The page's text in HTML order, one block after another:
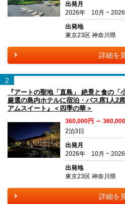
出発月
2026年 10月 ~
出発地
東京23区 神奈川県
詳細を
2
『アートの聖地「直島」 絶景と食の「
厳選の島内ホテルに宿泊・バス席1人2
アムスイート』＜四季の華＞
360,000円 ～
2泊3日
出発月
2026年 10月 ~
出発地
東京23区 神奈川県
詳細を